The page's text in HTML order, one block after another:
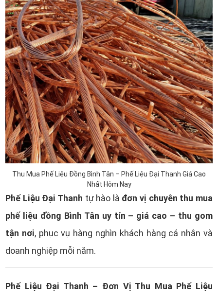
Thu Mua Phế Liệu Đồng Bình Tân – Phế Liệu Đại Thanh Giá Cao
Nhất Hôm Nay
Phế Liệu Đại Thanh tự hào là đơn vị chuyên thu mua
phế liệu đồng Bình Tân uy tín – giá cao – thu gom
tận nơi, phục vụ hàng nghìn khách hàng cá nhân và
doanh nghiệp mỗi năm.
Phế Liệu Đại Thanh – Đơn Vị Thu Mua Phế Liệu